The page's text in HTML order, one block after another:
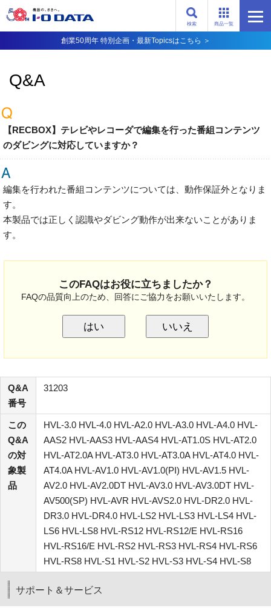
商品一覧
検索
創業50周年 特別企画・最新Topicsはこちら ＞
Q&A
【RECBOX】テレビやレコーダで編集を行った番組コンテンツ
のダビングに対応していますか？
編集を行われた番組コンテンツについては、動作保証外となりま
す。
本製品では正しく認識やダビング動作が出来ないことがありま
す。
このFAQはお役に立ちましたか？
FAQの品質向上のため、回答にご協力をお願いいたします。
はい いいえ
Q&A
番号
31203
この
Q&A
の対
象製
品
HVL-3.0 HVL-4.0 HVL-A2.0 HVL-A3.0 HVL-A4.0 HVL-
AAS2 HVL-AAS3 HVL-AAS4 HVL-AT1.0S HVL-AT2.0
HVL-AT2.0A HVL-AT3.0 HVL-AT3.0A HVL-AT4.0 HVL-
AT4.0A HVL-AV1.0 HVL-AV1.0(PI) HVL-AV1.5 HVL-
AV2.0 HVL-AV2.0DT HVL-AV3.0 HVL-AV3.0DT HVL-
AV500(SP) HVL-AVR HVL-AVS2.0 HVL-DR2.0 HVL-
DR3.0 HVL-DR4.0 HVL-LS2 HVL-LS3 HVL-LS4 HVL-
LS6 HVL-LS8 HVL-RS12 HVL-RS12/E HVL-RS16
HVL-RS16/E HVL-RS2 HVL-RS3 HVL-RS4 HVL-RS6
HVL-RS8 HVL-S1 HVL-S2 HVL-S3 HVL-S4 HVL-S8
サポート＆サービス